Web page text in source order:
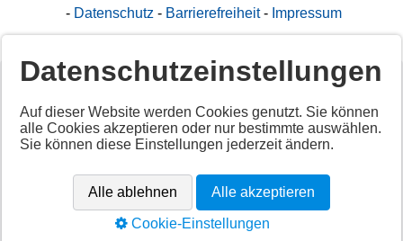
- Datenschutz - Barrierefreiheit- Impressum
Deaktiviertes Script!
Aktivieren Sie alle Cookies per Klick auf "Alle akzeptieren"
um diesen Inhalt anzuzeigen.
Anbieter: Unbekannt
https://app.cituro.com/booking-widget
Alle akzeptieren
Datenschutzeinstellungen
Auf dieser Website werden Cookies genutzt. Sie können
alle Cookies akzeptieren oder nur bestimmte auswählen.
Sie können diese Einstellungen jederzeit ändern.
Alle ablehnen Alle akzeptieren
Cookie-Einstellungen